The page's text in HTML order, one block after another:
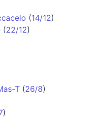
(14/12)
(22/12)
T (26/8)
)